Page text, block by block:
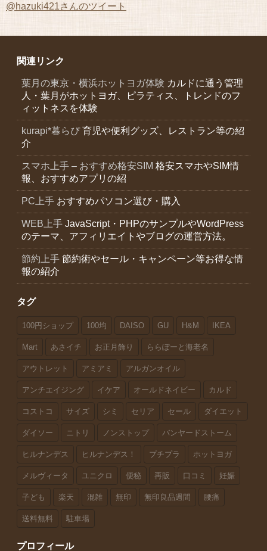
@hazuki421さんのツイート
関連リンク
葉月の東京・横浜ホットヨガ体験 カルドに通う管理
人・葉月がホットヨガ、ピラティス、トレンドのフ
ィットネスを体験
kurapi*暮らぴ育児や便利グッズ、レストラン等の紹
介
スマホ上手 – おすすめ格安SIM 格安スマホやSIM情
報、おすすめアプリの紹
PC上手 おすすめパソコン選び・購入
WEB上手 JavaScript・PHPのサンプルやWordPress
のテーマ、アフィリエイトやブログの運営方法。
節約上手 節約術やセール・キャンペーン等お得な情
報の紹介
タグ
100円ショップ 100均 DAISO GU H&M IKEA
Mart あさイチ お正月飾り ららぽーと海老名
アウトレット アミアミ アルガンオイル
アンチエイジング イケア オールドネイビー カルド
コストコ サイズ シミ セリア セール ダイエット
ダイソー ニトリ ノンストップ バンヤードストーム
ヒルナンデス ヒルナンデス！ プチプラ ホットヨガ
メルヴィータ ユニクロ 便秘 再販 口コミ 妊娠
子ども 楽天 混雑 無印 無印良品週間 腰痛
送料無料 駐車場
プロフィール